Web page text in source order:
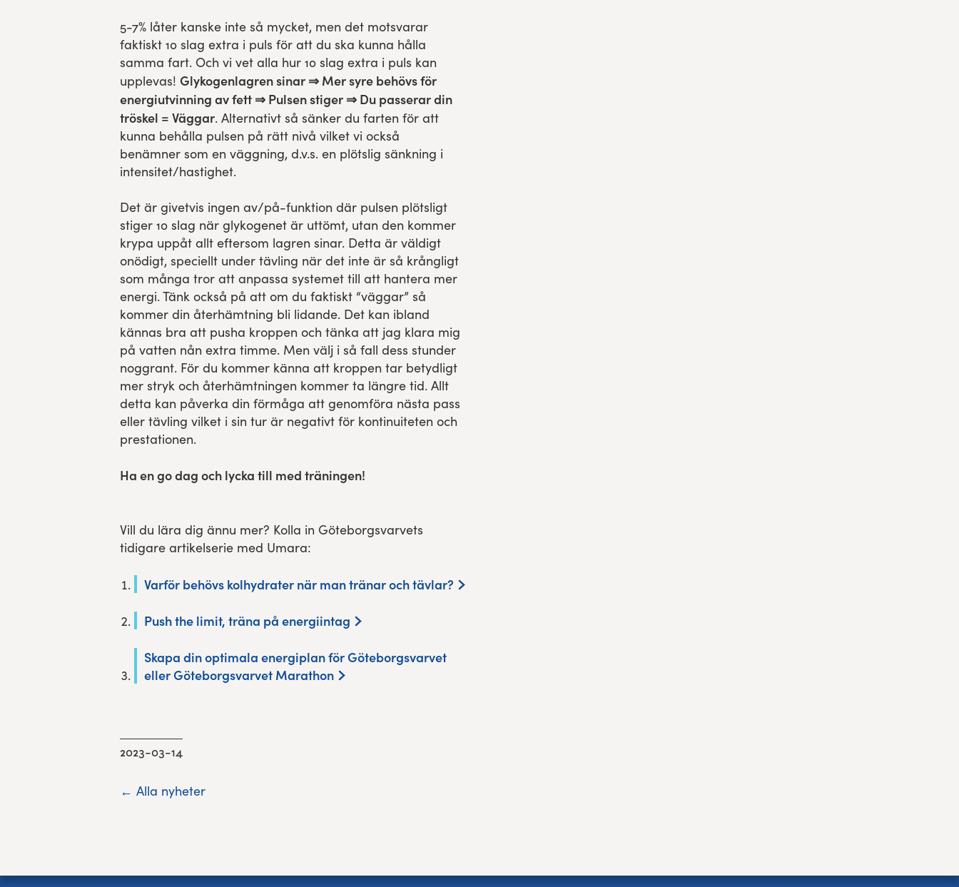
5-7% låter kanske inte så mycket, men det motsvarar
faktiskt 10 slag extra i puls för att du ska kunna hålla
samma fart. Och vi vet alla hur 10 slag extra i puls kan
upplevas! Glykogenlagren sinar ⇒ Mer syre behövs för
energiutvinning av fett ⇒ Pulsen stiger ⇒ Du passerar din
tröskel = Väggar. Alternativt så sänker du farten för att
kunna behålla pulsen på rätt nivå vilket vi också
benämner som en väggning, d.v.s. en plötslig sänkning i
intensitet/hastighet.
Det är givetvis ingen av/på-funktion där pulsen plötsligt
stiger 10 slag när glykogenet är uttömt, utan den kommer
krypa uppåt allt eftersom lagren sinar. Detta är väldigt
onödigt, speciellt under tävling när det inte är så krångligt
som många tror att anpassa systemet till att hantera mer
energi. Tänk också på att om du faktiskt “väggar” så
kommer din återhämtning bli lidande. Det kan ibland
kännas bra att pusha kroppen och tänka att jag klara mig
på vatten nån extra timme. Men välj i så fall dess stunder
noggrant. För du kommer känna att kroppen tar betydligt
mer stryk och återhämtningen kommer ta längre tid. Allt
detta kan påverka din förmåga att genomföra nästa pass
eller tävling vilket i sin tur är negativt för kontinuiteten och
prestationen.
Ha en go dag och lycka till med träningen!
Vill du lära dig ännu mer? Kolla in Göteborgsvarvets
tidigare artikelserie med Umara:
Varför behövs kolhydrater när man tränar och tävlar?
Push the limit, träna på energiintag
Skapa din optimala energiplan för Göteborgsvarvet
eller Göteborgsvarvet Marathon
2023-03-14
← Alla nyheter